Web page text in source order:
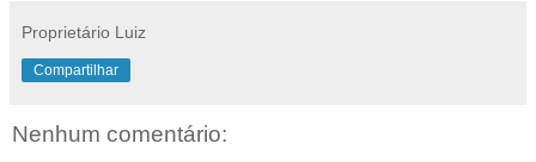
Proprietário Luiz
Compartilhar
Nenhum comentário: